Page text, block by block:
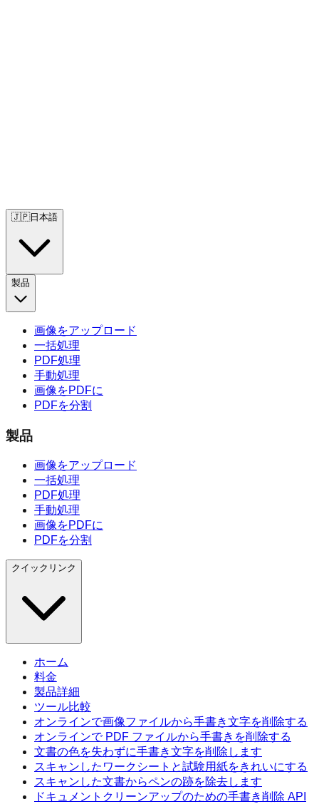
🇯🇵日本語
製品
画像をアップロード
一括処理
PDF処理
手動処理
画像をPDFに
PDFを分割
製品
画像をアップロード
一括処理
PDF処理
手動処理
画像をPDFに
PDFを分割
クイックリンク
ホーム
料金
製品詳細
ツール比較
オンラインで画像ファイルから手書き文字を削除する
オンラインで PDF ファイルから手書きを削除する
文書の色を失わずに手書き文字を削除します
スキャンしたワークシートと試験用紙をきれいにする
スキャンした文書からペンの跡を除去します
ドキュメントクリーンアップのための手書き削除 API